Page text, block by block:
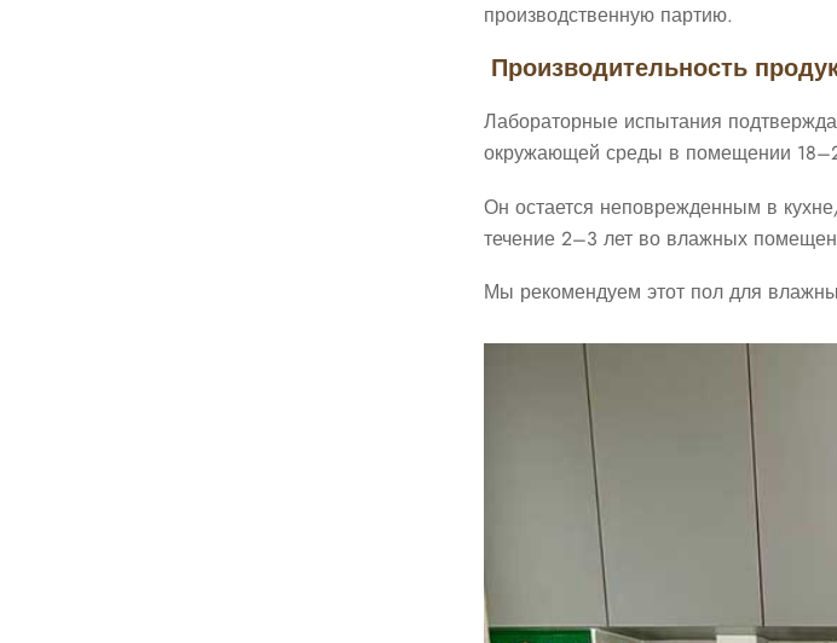
производственную партию.
Производительность
Лабораторные испытания
окружающей среды в помещении
Он остается неповрежденным в
течение 2–3 лет во влажных
Мы рекомендуем этот пол для